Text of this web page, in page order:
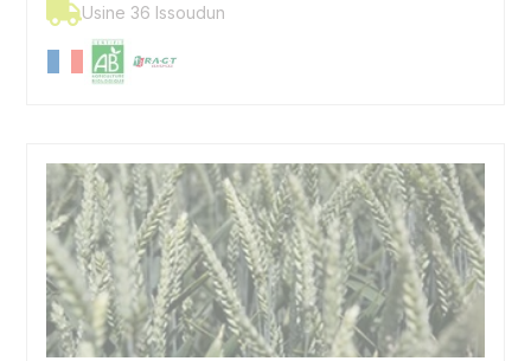
Usine 36 Issoudun